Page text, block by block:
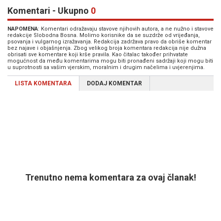
Komentari - Ukupno 0
NAPOMENA: Komentari odražavaju stavove njihovih autora, a ne nužno i stavove
redakcije Slobodna Bosna. Molimo korisnike da se suzdrže od vrijeđanja,
psovanja i vulgarnog izražavanja. Redakcija zadržava pravo da obriše komentar
bez najave i objašnjenja. Zbog velikog broja komentara redakcija nije dužna
obrisati sve komentare koji krše pravila. Kao čitalac također prihvatate
mogućnost da među komentarima mogu biti pronađeni sadržaji koji mogu biti
u suprotnosti sa vašim vjerskim, moralnim i drugim načelima i uvjerenjima.
LISTA KOMENTARA DODAJ KOMENTAR
Trenutno nema komentara za ovaj članak!